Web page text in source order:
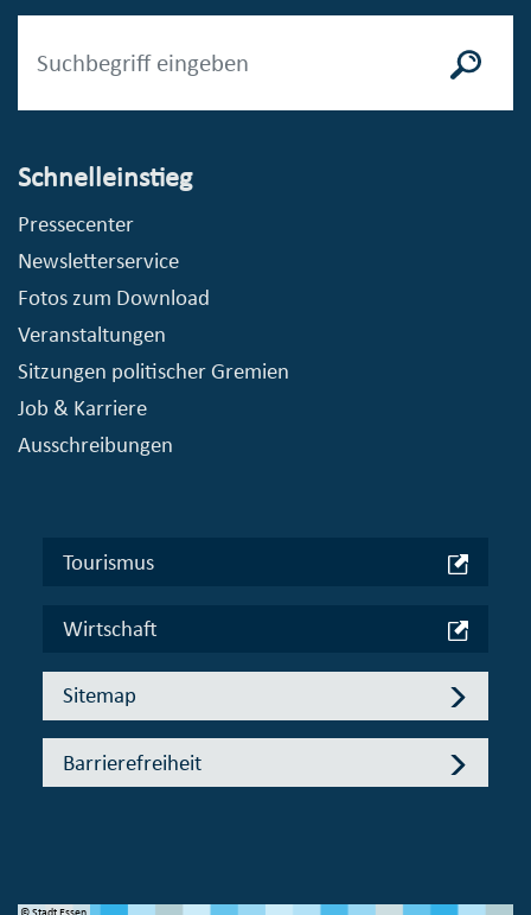
Schnelleinstieg
Pressecenter
Newsletterservice
Fotos zum Download
Veranstaltungen
Sitzungen politischer Gremien
Job & Karriere
Ausschreibungen
Tourismus
Wirtschaft
Sitemap
Barrierefreiheit
© Stadt Essen